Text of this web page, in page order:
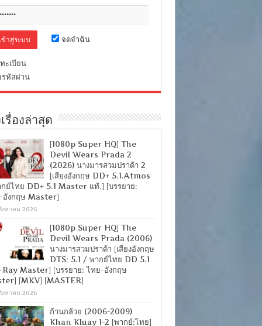
จดจำฉัน
ะเบียน
หัสผ่าน
รื่องล่าสุด
[1080p Super HQ] The
Devil Wears Prada 2
(2026) นางมารสวมปราด้า 2
[เสียงอังกฤษ DD+ 5.1.Atmos
ย์ไทย DD+ 5.1 Master แท้.] [บรรยาย:
อังกฤษ Master]
งหาคม 2026
[1080p Super HQ] The
Devil Wears Prada (2006)
นางมารสวมปราด้า [เสียงอังกฤษ
DTS: 5.1 / พากย์ไทย DD 5.1
Master] [บรรยาย: ไทย-อังกฤษ
[MKV] [MASTER]
งหาคม 2026
ก้านกล้วย (2006-2009)
Khan Kluay 1-2 [พากย์:ไทย]